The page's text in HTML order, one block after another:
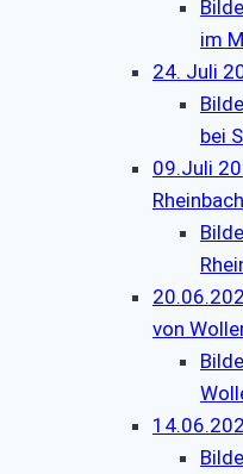
im
24. Juli
bei
09.Juli
von